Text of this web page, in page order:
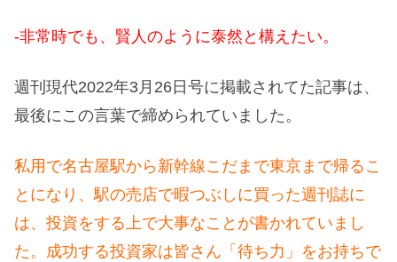
-非常時でも、賢人のように泰然と構えたい。
週刊現代2022年3月26日号に掲載されてた記事は、
最後にこの言葉で締められていました。
私用で名古屋駅から新幹線こだまで東京まで帰るこ
とになり、駅の売店で暇つぶしに買った週刊誌に
は、投資をする上で大事なことが書かれていまし
た。成功する投資家は皆さん「待ち力」をお持ちで